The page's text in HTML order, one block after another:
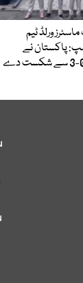
ورلڈ ٹیم
پاکستان نے
امریکا کو 0-3 سے شکست دے